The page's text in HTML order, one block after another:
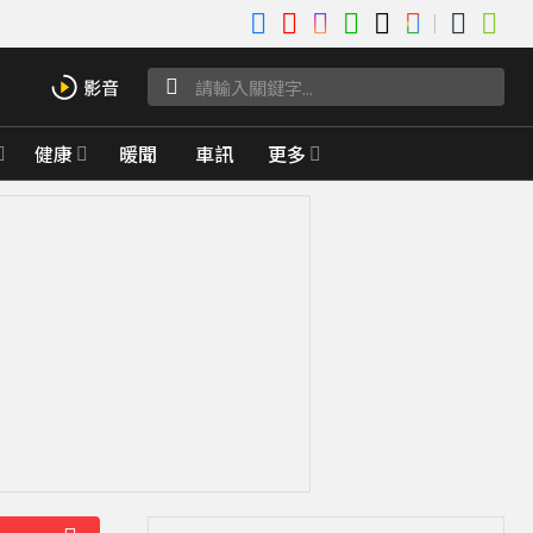
健康 暖聞 車訊 更多